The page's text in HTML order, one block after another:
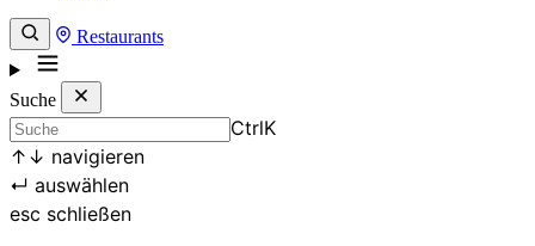
Restaurants
Suche
CtrlK
↑ ↓ navigieren
↵ auswählen
esc schließen